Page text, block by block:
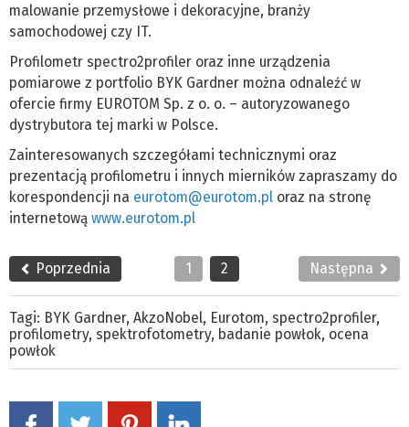
malowanie przemysłowe i dekoracyjne, branży
samochodowej czy IT.
Profilometr spectro2profiler oraz inne urządzenia
pomiarowe z portfolio BYK Gardner można odnaleźć w
ofercie firmy EUROTOM Sp. z o. o. – autoryzowanego
dystrybutora tej marki w Polsce.
Zainteresowanych szczegółami technicznymi oraz
prezentacją profilometru i innych mierników zapraszamy do
korespondencji na eurotom@eurotom.pl oraz na stronę
internetową www.eurotom.pl
Poprzednia 1 2 Następna
Tagi: BYK Gardner, AkzoNobel, Eurotom, spectro2profiler,
profilometry, spektrofotometry, badanie powłok, ocena
powłok